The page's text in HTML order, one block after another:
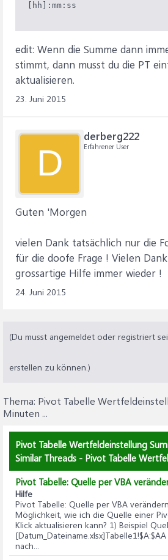
[hh]:mm:ss
edit: Wenn die Summe dann
stimmt, dann musst du die PT
aktualisieren.
23. Juni 2015
D
derberg222
Erfahrener User
Guten 'Morgen
vielen Dank tatsächlich nur die
für die doofe Frage ! Vielen
grossartige Hilfe immer wieder !
24. Juni 2015
(Du musst angemeldet oder registriert
erstellen zu können.)
Thema: Pivot Tabelle
Minuten ...
Pivot Tabelle Wertfeldeinstellung
Similar Threads - Pivot Tabelle
Pivot Tabelle: Quelle per VBA
Hilfe
Pivot Tabelle: Quelle per VBA verändern
Möglichkeit, wie ich die Quelle einer
Klick aktualisieren kann? 1) Beispiel
nach...